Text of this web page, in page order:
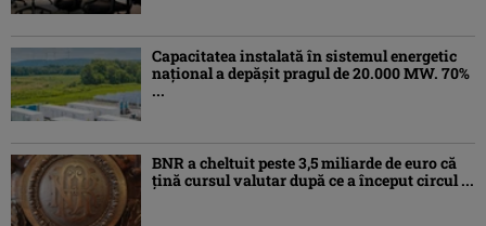
Capacitatea instalată în sistemul energetic
național a depășit pragul de 20.000 MW. 70%
...
BNR a cheltuit peste 3,5 miliarde de euro că
țină cursul valutar după ce a început circul ...